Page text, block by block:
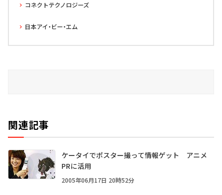
コネクトテクノロジーズ
日本アイ・ビー・エム
関連記事
ケータイでポスター撮って情報ゲット アニメ
PRに活用
2005年06月17日 20時52分